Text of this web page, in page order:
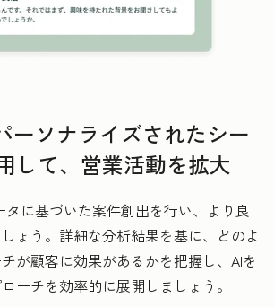
ーソナライズされたシー
して、営業活動を拡大
タに基づいた案件創出を行い、より良
ょう。詳細な分析結果を基に、どのよ
が顧客に効果があるかを把握し、AIを
ーチを効率的に展開しましょう。